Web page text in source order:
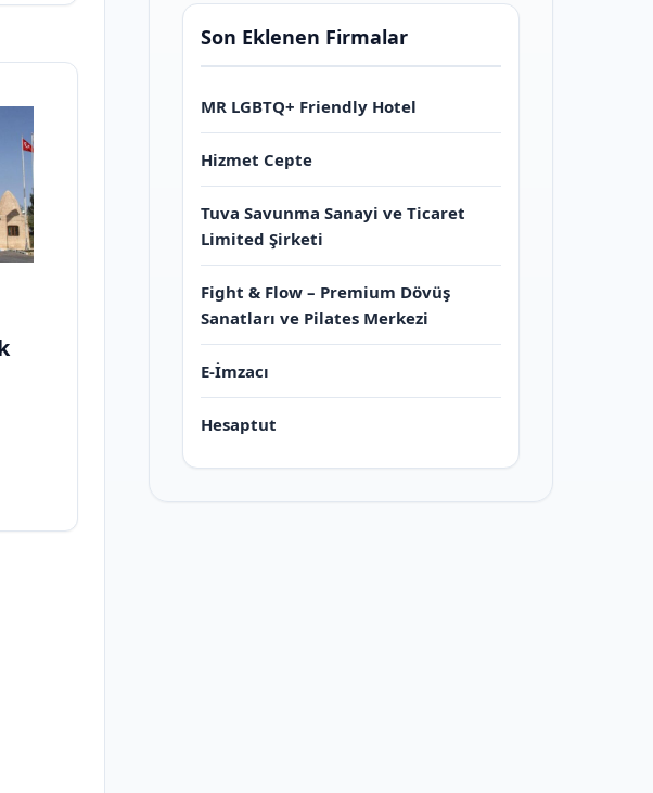
Son Eklenen Firmalar
MR LGBTQ+ Friendly Hotel
Hizmet Cepte
Tuva Savunma Sanayi ve Ticaret
Limited Şirketi
Fight & Flow – Premium Dövüş
Sanatları ve Pilates Merkezi
E-İmzacı
Hesaptut